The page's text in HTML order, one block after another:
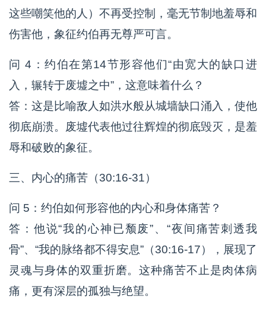
这些嘲笑他的人）不再受控制，毫无节制地羞辱和
伤害他，象征约伯再无尊严可言。
问 4：约伯在第14节形容他们“由宽大的缺口进
入，辗转于废墟之中”，这意味着什么？
答：这是比喻敌人如洪水般从城墙缺口涌入，使他
彻底崩溃。废墟代表他过往辉煌的彻底毁灭，是羞
辱和破败的象征。
三、内心的痛苦（30:16-31）
问 5：约伯如何形容他的内心和身体痛苦？
答：他说“我的心神已颓废”、“夜间痛苦刺透我
骨”、“我的脉络都不得安息”（30:16-17），展现了
灵魂与身体的双重折磨。这种痛苦不止是肉体病
痛，更有深层的孤独与绝望。